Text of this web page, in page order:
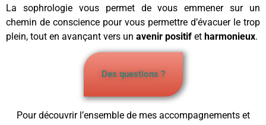
La sophrologie vous permet de vous emmener sur un
chemin de conscience pour vous permettre d’évacuer le trop
plein, tout en avançant vers un avenir positif et harmonieux.
Des questions ?
Pour découvrir l’ensemble de mes accompagnements et